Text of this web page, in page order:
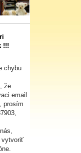
!!!
chybu
že
email
prosím
vytvoriť